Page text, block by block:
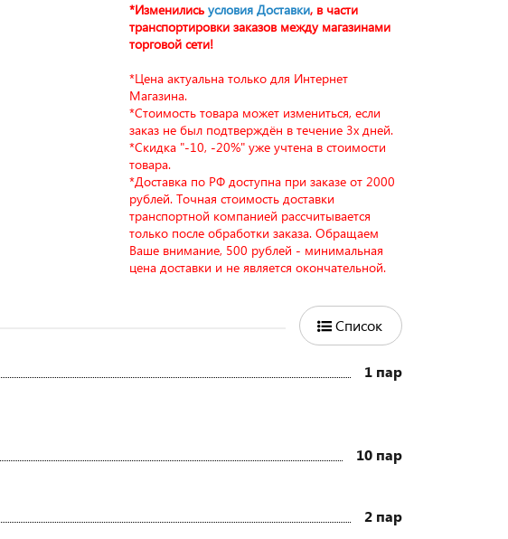
*Изменилисьусловия Доставки, в части
транспортировки заказов между магазинами
торговой сети!
*Цена актуальна только для Интернет
Магазина.
*Стоимость товара может измениться, если
заказ не был подтверждён в течение 3х дней.
*Скидка "-10, -20%" уже учтена в стоимости
товара.
*Доставка по РФ доступна при заказе от 2000
рублей. Точная стоимость доставки
транспортной компанией рассчитывается
только после обработки заказа. Обращаем
Ваше внимание, 500 рублей - минимальная
цена доставки и не является окончательной.
Список
1 пар
10 пар
2 пар